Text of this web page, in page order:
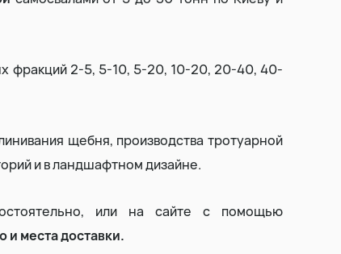
Уборка и вывоз снега
фракций 2-5, 5-10, 5-20, 10-20, 20-40, 40-
щебня, производства тротуарной
и в ландшафтном дизайне.
или на сайте с помощью
и места доставки.